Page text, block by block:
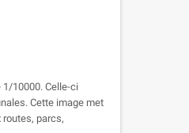
10000. Celle-ci
Cette image met
routes, parcs,